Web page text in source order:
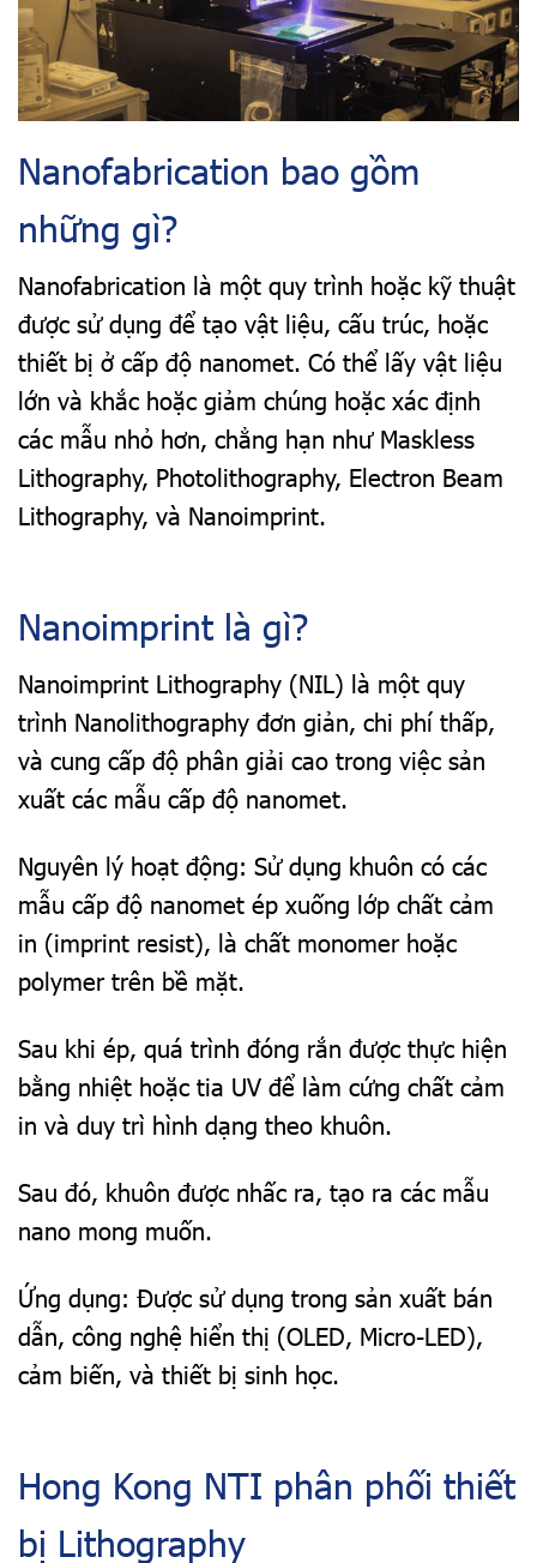
Nanofabrication bao gồm
những gì?
Nanofabrication là một quy trình hoặc kỹ thuật
được sử dụng để tạo vật liệu, cấu trúc, hoặc
thiết bị ở cấp độ nanomet. Có thể lấy vật liệu
lớn và khắc hoặc giảm chúng hoặc xác định
các mẫu nhỏ hơn, chẳng hạn như Maskless
Lithography, Photolithography, Electron Beam
Lithography, và Nanoimprint.
Nanoimprint là gì?
Nanoimprint Lithography (NIL) là một quy
trình Nanolithography đơn giản, chi phí thấp,
và cung cấp độ phân giải cao trong việc sản
xuất các mẫu cấp độ nanomet.
Nguyên lý hoạt động: Sử dụng khuôn có các
mẫu cấp độ nanomet ép xuống lớp chất cảm
in (imprint resist), là chất monomer hoặc
polymer trên bề mặt.
Sau khi ép, quá trình đóng rắn được thực hiện
bằng nhiệt hoặc tia UV để làm cứng chất cảm
in và duy trì hình dạng theo khuôn.
Sau đó, khuôn được nhấc ra, tạo ra các mẫu
nano mong muốn.
Ứng dụng: Được sử dụng trong sản xuất bán
dẫn, công nghệ hiển thị (OLED, Micro-LED),
cảm biến, và thiết bị sinh học.
Hong Kong NTI phân phối thiết
bị Lithography